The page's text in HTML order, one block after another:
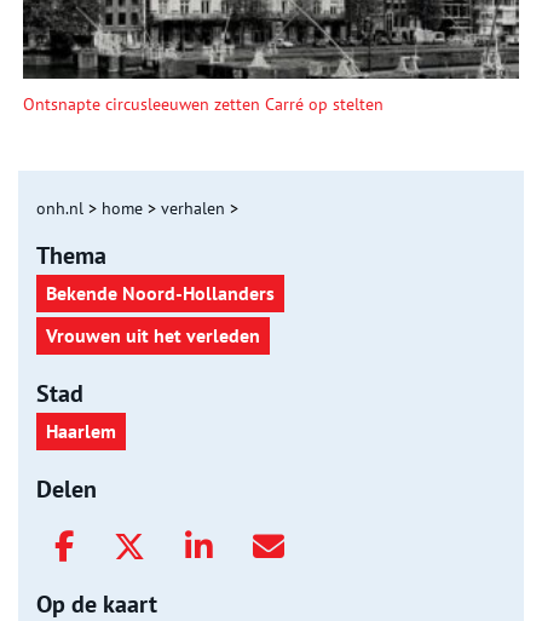
Ontsnapte circusleeuwen zetten Carré op stelten
onh.nl > home > verhalen >
Thema
Bekende Noord-Hollanders
Vrouwen uit het verleden
Stad
Haarlem
Delen
Op de kaart